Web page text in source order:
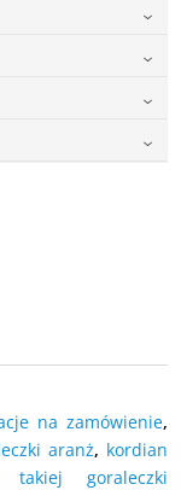
DO KOSZYKA
DO KOSZYKA
na zamówienie,
aranż, kordian
takiej goraleczki